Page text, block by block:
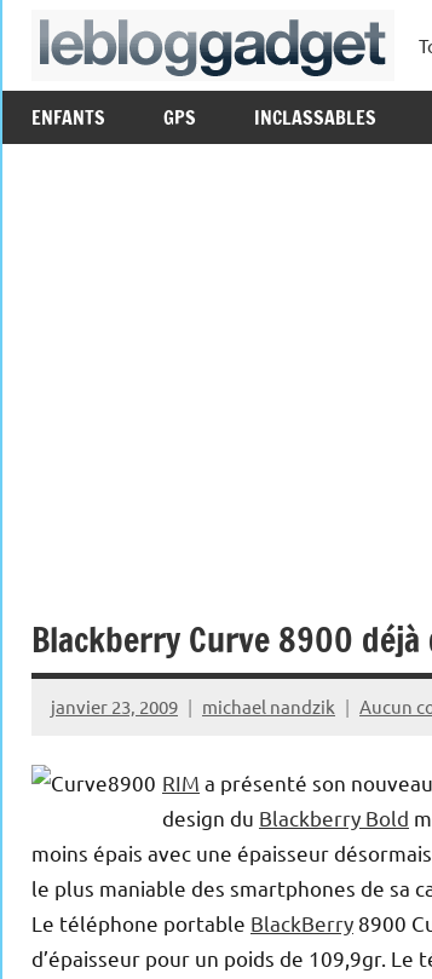
Aller
ENFANTS GPS INCLASSABLES
Blackberry Curve 8900
janvier 23, 2009 michael nandzik Aucun
RIM a présenté son
design du Blackberry Bold
moins épais avec une épaisseur
le plus maniable des smartphones de sa
Le téléphone portable BlackBerry 8900
d’épaisseur pour un poids de 109,9gr. Le